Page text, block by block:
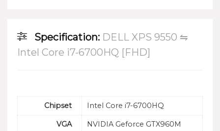
Specification: DELL XPS 9550 ⇋
Intel Core i7-6700HQ [FHD]
Chipset Intel Core i7-6700HQ
VGA NVIDIA Geforce GTX960M